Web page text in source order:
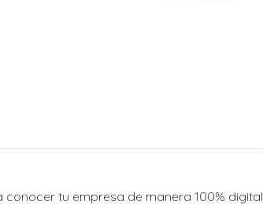
tu empresa de manera 100% digital